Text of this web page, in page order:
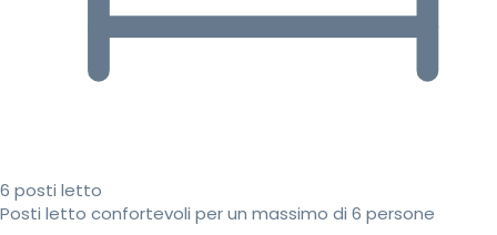
6 posti letto
Posti letto confortevoli per un massimo di 6 persone